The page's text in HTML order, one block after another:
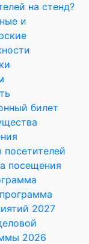
на стенд?
и
билет
посещения
2027
2026